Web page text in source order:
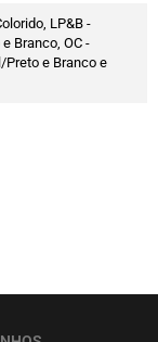
LP&B -
Branco, OC -
Preto e Branco e